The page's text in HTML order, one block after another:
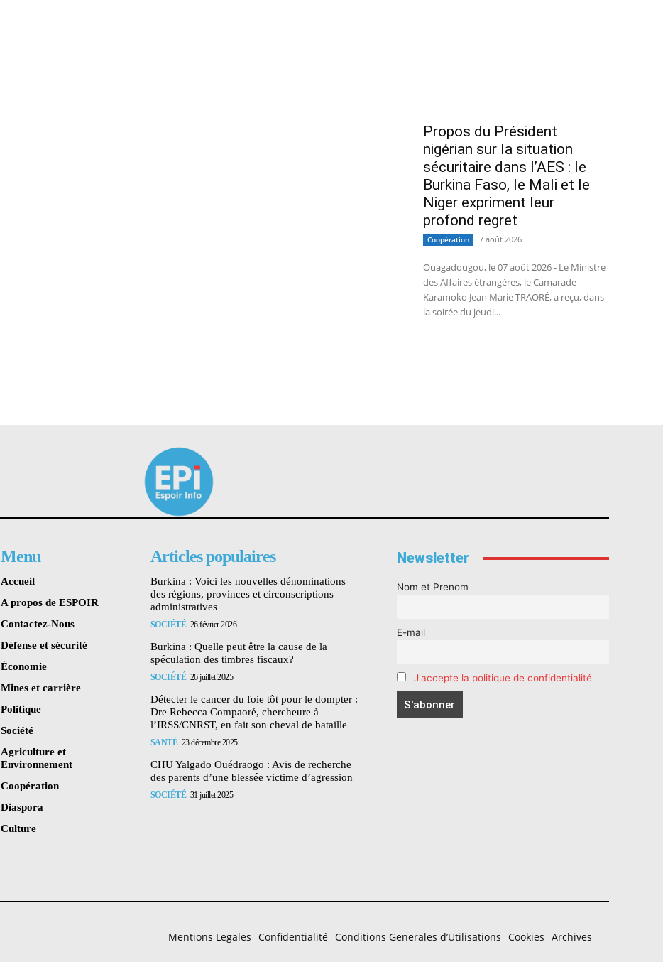
Propos du Président
nigérian sur la situation
sécuritaire dans l’AES : le
Burkina Faso, le Mali et le
Niger expriment leur
profond regret
Coopération 7 août 2026
Ouagadougou, le 07 août 2026 - Le Ministre
des Affaires étrangères, le Camarade
Karamoko Jean Marie TRAORÉ, a reçu, dans
la soirée du jeudi...
Menu
Accueil
A propos de ESPOIR
Contactez-Nous
Défense et sécurité
Économie
Mines et carrière
Politique
Société
Agriculture et
Environnement
Coopération
Diaspora
Culture
Articles populaires
Burkina : Voici les nouvelles dénominations
des régions, provinces et circonscriptions
administratives
SOCIÉTÉ 26 février 2026
Burkina : Quelle peut être la cause de la
spéculation des timbres fiscaux?
SOCIÉTÉ 26 juillet 2025
Détecter le cancer du foie tôt pour le dompter :
Dre Rebecca Compaoré, chercheure à
l’IRSS/CNRST, en fait son cheval de bataille
SANTÉ 23 décembre 2025
CHU Yalgado Ouédraogo : Avis de recherche
des parents d’une blessée victime d’agression
SOCIÉTÉ 31 juillet 2025
Newsletter
Nom et Prenom
E-mail
J'accepte la politique de confidentialité
Mentions Legales Confidentialité Conditions Generales d’Utilisations Cookies Archives